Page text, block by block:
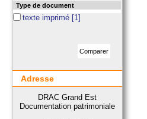
Type de document
texte imprimé [1]
Adresse
DRAC Grand Est
Documentation patrimoniale